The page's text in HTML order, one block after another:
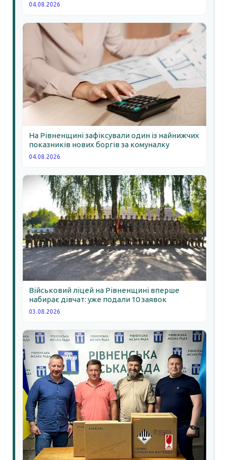
04.08.2026
На Рівненщині зафіксували один із найнижчих
показників нових боргів за комуналку
04.08.2026
Військовий ліцей на Рівненщині вперше
набирає дівчат: уже подали 10 заявок
03.08.2026